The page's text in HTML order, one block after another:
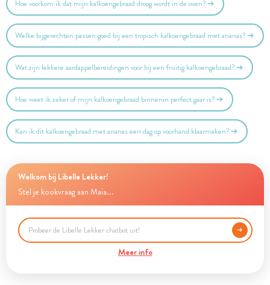
Hoe voorkom ik dat mijn kalkoengebraad droog wordt in de oven?
Welke bijgerechten passen goed bij een tropisch kalkoengebraad met ananas?
Wat zijn lekkere aardappelbereidingen voor bij een fruitig kalkoengebraad?
Hoe weet ik zeker of mijn kalkoengebraad binnenin perfect gaar is?
Kan ik dit kalkoengebraad met ananas een dag op voorhand klaarmaken?
Welkom bij Libelle Lekker!
Stel je kookvraag aan Maia...
Meer info